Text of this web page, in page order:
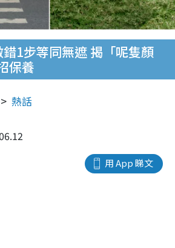
1步等同無遮 揭「呢隻顏
保養
熱話
用 App 睇文